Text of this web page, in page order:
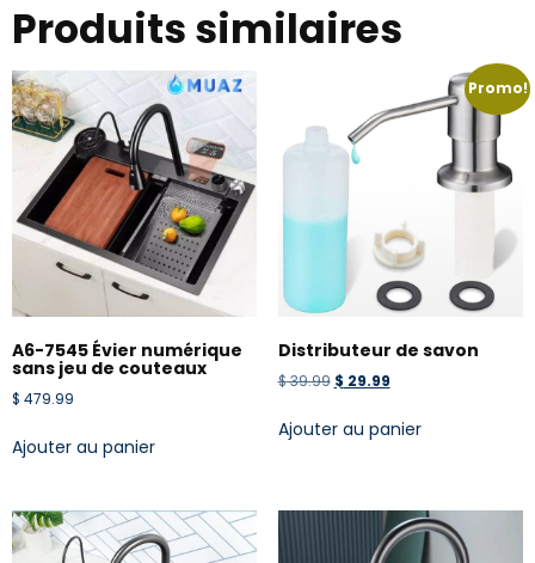
Produits similaires
A6-7545 Évier numérique
sans jeu de couteaux
$ 479.99
Ajouter au panier
Promo!
Distributeur de savon
$39.99 $ 29.99
Ajouter au panier